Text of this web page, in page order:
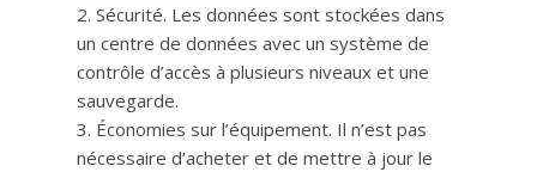
2. Sécurité. Les données sont stockées dans
un centre de données avec un système de
contrôle d’accès à plusieurs niveaux et une
sauvegarde.
3. Économies sur l’équipement. Il n’est pas
nécessaire d’acheter et de mettre à jour le